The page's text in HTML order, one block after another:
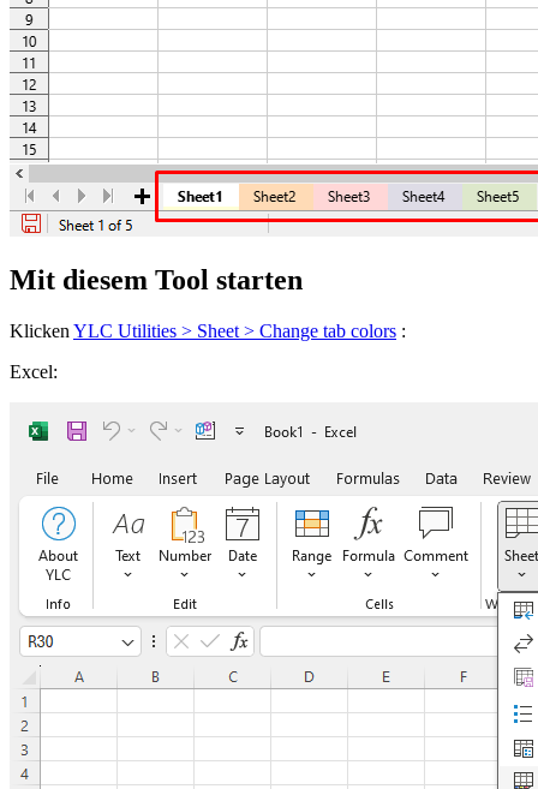
Mit diesem Tool starten
Klicken YLC Utilities > Sheet > Change tab colors :
Excel: